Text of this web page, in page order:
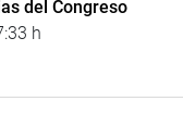
del Congreso
h